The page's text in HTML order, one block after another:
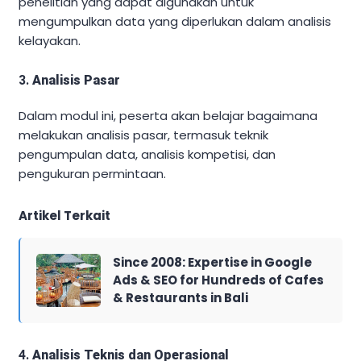
mengumpulkan data yang diperlukan dalam analisis
kelayakan.
3. Analisis Pasar
Dalam modul ini, peserta akan belajar bagaimana
melakukan analisis pasar, termasuk teknik
pengumpulan data, analisis kompetisi, dan
pengukuran permintaan.
Artikel Terkait
Since 2008: Expertise in Google
Ads & SEO for Hundreds of Cafes
& Restaurants in Bali
4. Analisis Teknis dan Operasional